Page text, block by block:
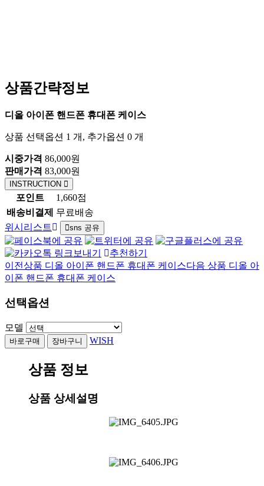
상품간략정보
디올 아이폰 핸드폰 휴대폰 케이스
상품 선택옵션 1 개, 추가옵션 0 개
시중가격 86,000원
판매가격 83,000원
INSTRUCTION
포인트
1,660점
배송비결제
무료배송
위시리스트
sns 공유
추천하기
이전상품 디올 아이폰 핸드폰 휴대폰 케이스다음 상품 디올 아
이폰 핸드폰 휴대폰 케이스
선택옵션
모델
WISH
상품 정보
상품 상세설명